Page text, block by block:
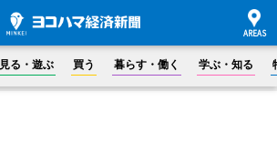
見る・遊ぶ 買う 暮らす・働く 学ぶ・知る